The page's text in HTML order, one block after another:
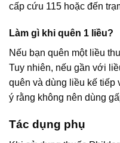
cấp cứu 115 hoặc đến
Làm gì khi quên 1 liều?
Nếu bạn quên một liều
Tuy nhiên, nếu gần với
quên và dùng liều kế
ý rằng không nên dùng
Tác dụng phụ